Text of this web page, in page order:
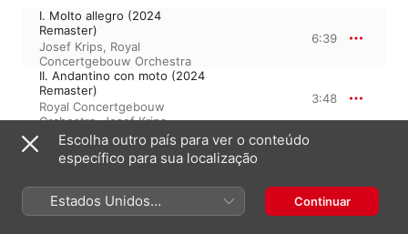
I. Molto allegro (2024
Remaster)
Josef Krips, Royal
Concertgebouw Orchestra
6:39
II. Andantino con moto (2024
Remaster)
Royal Concertgebouw
Orchestra,Josef Krips
3:48
WOLFGANG AMADEUS MOZART
III. Menuetto – Trio (2024
Remaster)
4:04
Escolha outro país para ver o conteúdo
específico para sua localização
Estados Unidos
(Português Brasil)
Continuar